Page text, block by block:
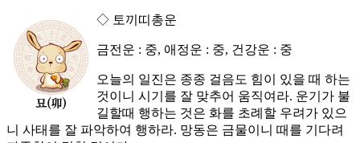
◇ 토끼띠총운
금전운 : 중, 애정운 : 중, 건강운 : 중
오늘의 일진은 종종 걸음도 힘이 있을 때 하는
것이니 시기를 잘 맞추어 움직여라. 운기가 불
길할때 행하는 것은 화를 초례할 우려가 있으
니 사태를 잘 파악하여 행하라. 망동은 금물이니 때를 기다려